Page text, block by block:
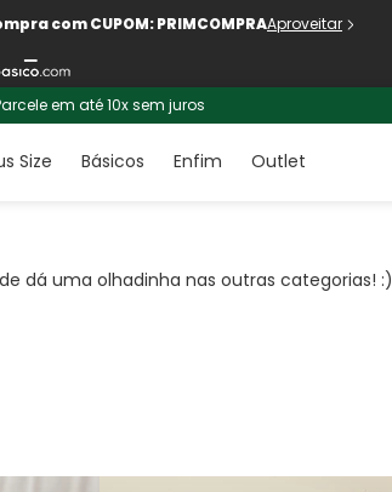
com CUPOM: PRIMCOMPRAAproveitar
em até 10x sem juros
Size Básicos Enfim Outlet
dá uma olhadinha nas outras categorias! :)